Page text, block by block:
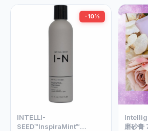
-10%
INTELLI-
SEED™InspiraMint™
磨砂膏